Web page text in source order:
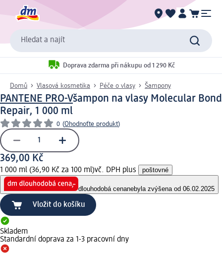
Hledat a najít
Doprava zdarma při nákupu od 1 290 Kč
Domů Vlasová kosmetika Péče o vlasy Šampony
PANTENE PRO-Všampon na vlasy Molecular Bond
Repair, 1 000 ml
0 (Ohodnoťte produkt)
369,00 Kč
1 000 ml (36,90 Kč za 100 ml)vč. DPH plus poštovné
dlouhodobá cenanebyla zvýšena od 06.02.2025
Vložit do košíku
Skladem
Standardní doprava za 1-3 pracovní dny